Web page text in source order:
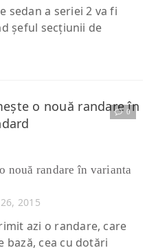
sedan a seriei 2 va fi
şeful secţiunii de
0
complet
nouă randare în varianta
2015
azi o randare, care
bază, cea cu dotări